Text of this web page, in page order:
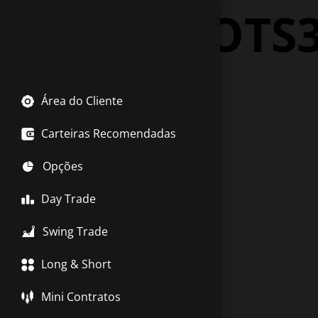
Área do Cliente
Carteiras Recomendadas
Opções
Day Trade
Swing Trade
Long & Short
Mini Contratos